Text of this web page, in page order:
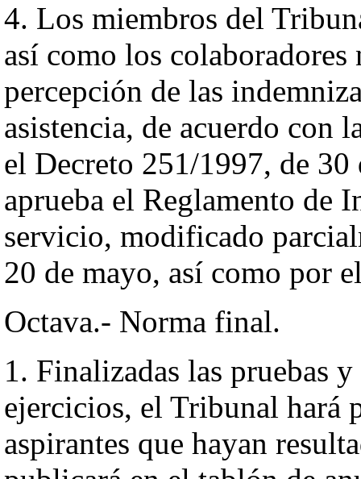
4. Los miembros del
así como los
percepción de las
asistencia, de acuerdo con
el Decreto 251/1997, de 30
aprueba el Reglamento de
servicio, modificado
20 de mayo, así como por
Octava.- Norma final.
1. Finalizadas las pruebas
ejercicios, el Tribunal hará
aspirantes que hayan